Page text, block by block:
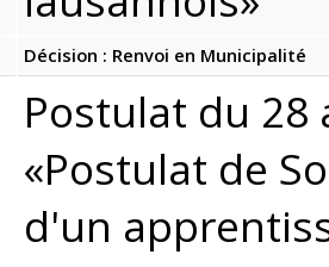
Décision : Renvoi en Municipalité
Postulat du 28
«Postulat de
d'un